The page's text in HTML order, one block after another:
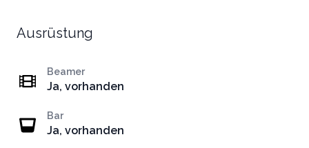
Ausrüstung
Beamer
Ja, vorhanden
Bar
Ja, vorhanden